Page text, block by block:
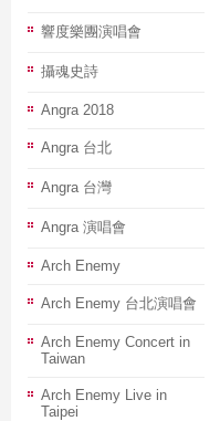
響度樂團演唱會
攝魂史詩
Angra 2018
Angra 台北
Angra 台灣
Angra 演唱會
Arch Enemy
Arch Enemy 台北演唱會
Arch Enemy Concert in
Taiwan
Arch Enemy Live in
Taipei